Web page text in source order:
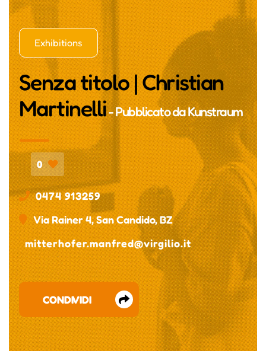
Exhibitions
Senza titolo | Christian
Martinelli- Pubblicato daKunstraum
0
0474 913259
Via Rainer 4, San Candido, BZ
mitterhofer.manfred@virgilio.it
CONDIVIDI